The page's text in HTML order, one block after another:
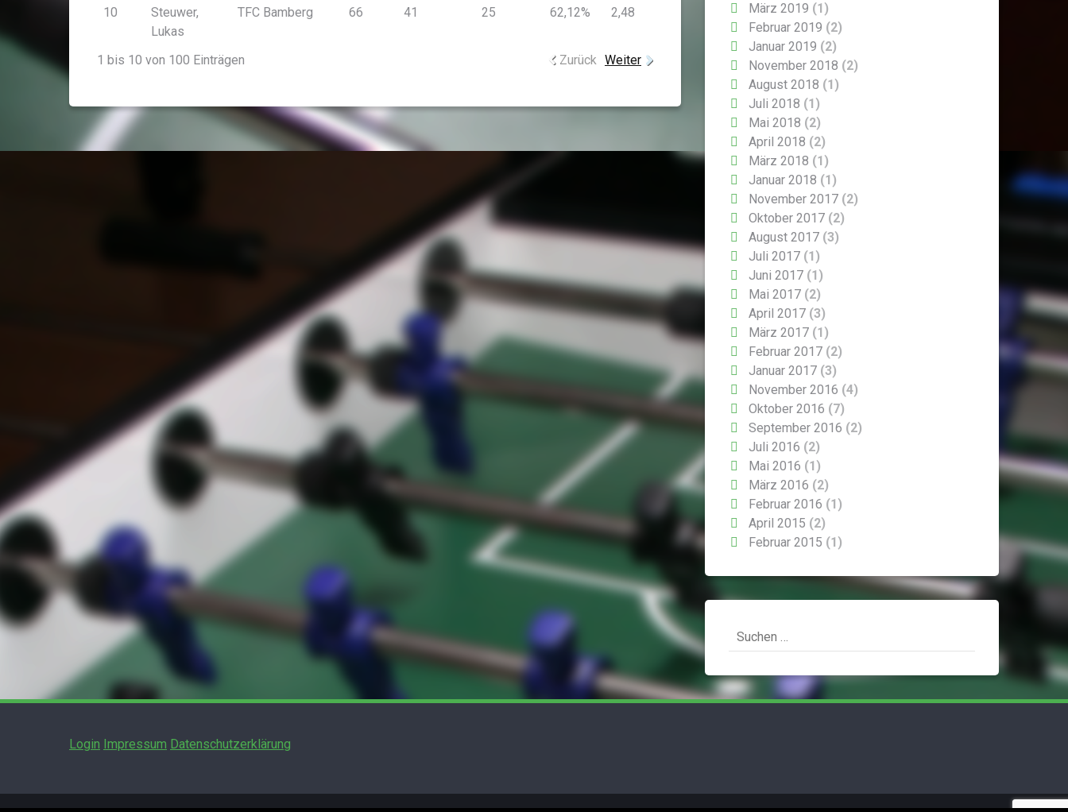
10
Steuwer,
Lukas
TFC Bamberg 66 41 25 62,12% 2,48
1 bis 10 von 100 Einträgen Zurück Weiter
März 2019 (1)
Februar 2019 (2)
Januar 2019 (2)
November 2018 (2)
August 2018 (1)
Juli 2018 (1)
Mai 2018 (2)
April 2018 (2)
März 2018 (1)
Januar 2018 (1)
November 2017 (2)
Oktober 2017 (2)
August 2017 (3)
Juli 2017 (1)
Juni 2017 (1)
Mai 2017 (2)
April 2017 (3)
März 2017 (1)
Februar 2017 (2)
Januar 2017 (3)
November 2016 (4)
Oktober 2016 (7)
September 2016 (2)
Juli 2016 (2)
Mai 2016 (1)
März 2016 (2)
Februar 2016 (1)
April 2015 (2)
Februar 2015 (1)
Suchen
nach:
Login Impressum Datenschutzerklärung